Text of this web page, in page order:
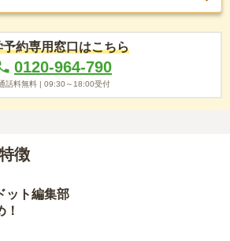
予約専用窓口はこちら
0120-964-790
話料無料 | 09:30～18:00受付
徴
ット編集部
！